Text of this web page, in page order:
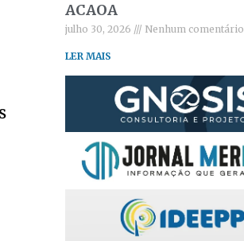
ACAOA
julho 30, 2026 Nenhum comentário
LER MAIS